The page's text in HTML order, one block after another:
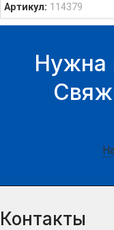
Артикул: 114379
Нужна
Контакты